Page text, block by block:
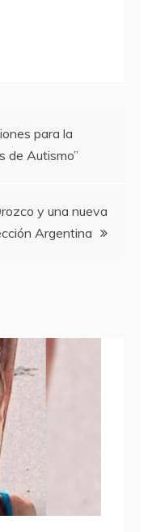
para la
de Autismo”
y una nueva
Argentina